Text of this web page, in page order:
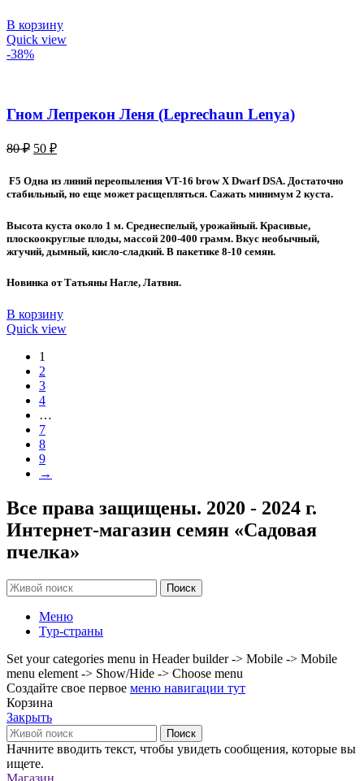
В корзину
Quick view
-38%
Гном Лепрекон Леня (Leprechaun Lenya)
80₽ Первоначальная
составляла
80 ₽.
50 ₽Текущая
50 ₽.
F5 Одна из линий переопыления VT-16 brow X Dwarf DSA. Достаточно
стабильный, но еще может расщепляться. Сажать минимум 2 куста.
Высота куста около 1 м. Среднеспелый, урожайный. Красивые,
плоскоокруглые плоды, массой 200-400 грамм. Вкус необычный,
жгучий, дымный, кисло-сладкий. В пакетике 8-10 семян.
Новинка от Татьяны Нагле, Латвия.
В корзину
Quick view
1
2
3
4
…
7
8
9
→
Все права защищены. 2020 - 2024 г.
Интернет-магазин семян «Садовая
пчелка»
Поиск
Меню
Тур-страны
Set your categories menu in Header builder -> Mobile -> Mobile
menu element -> Show/Hide -> Choose menu
Создайте свое первое меню навигации тут
Корзина
Закрыть
Поиск
Начните вводить текст, чтобы увидеть сообщения, которые вы
ищете.
Магазин